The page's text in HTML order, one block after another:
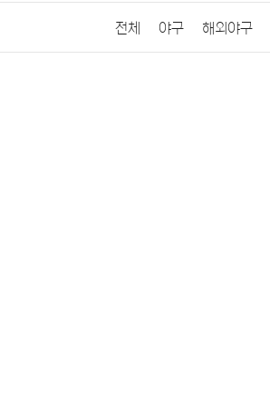
전체 야구 해외야구